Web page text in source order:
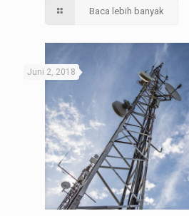
Baca lebih banyak
Juni 2, 2018